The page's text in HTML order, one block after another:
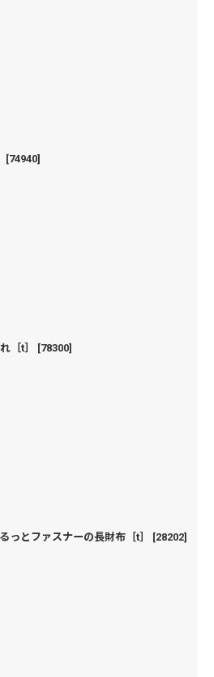
[74940]
［t］ [78300]
っとファスナーの長財布［t］ [28202]